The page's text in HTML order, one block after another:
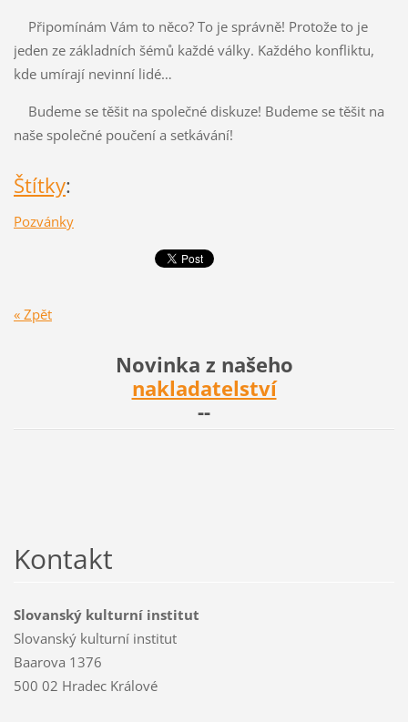
Připomínám Vám to něco? To je správně! Protože to je
jeden ze základních šémů každé války. Každého konfliktu,
kde umírají nevinní lidé…
Budeme se těšit na společné diskuze! Budeme se těšit na
naše společné poučení a setkávání!
Štítky:
Pozvánky
« Zpět
Novinka z našeho
nakladatelství
--
Kontakt
Slovanský kulturní institut
Slovanský kulturní institut
Baarova 1376
500 02 Hradec Králové